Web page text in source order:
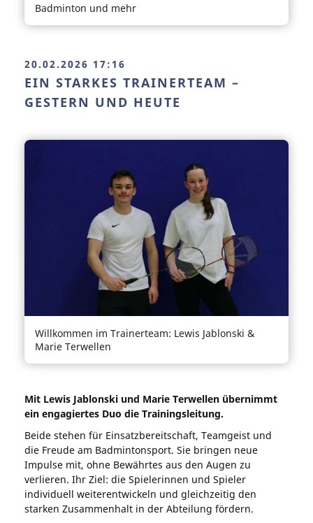
Badminton und mehr
20.02.2026 17:16
EIN STARKES TRAINERTEAM –
GESTERN UND HEUTE
Willkommen im Trainerteam: Lewis Jablonski &
Marie Terwellen
Mit Lewis Jablonski und Marie Terwellen übernimmt
ein engagiertes Duo die Trainingsleitung.
Beide stehen für Einsatzbereitschaft, Teamgeist und
die Freude am Badmintonsport. Sie bringen neue
Impulse mit, ohne Bewährtes aus den Augen zu
verlieren. Ihr Ziel: die Spielerinnen und Spieler
individuell weiterentwickeln und gleichzeitig den
starken Zusammenhalt in der Abteilung fördern.